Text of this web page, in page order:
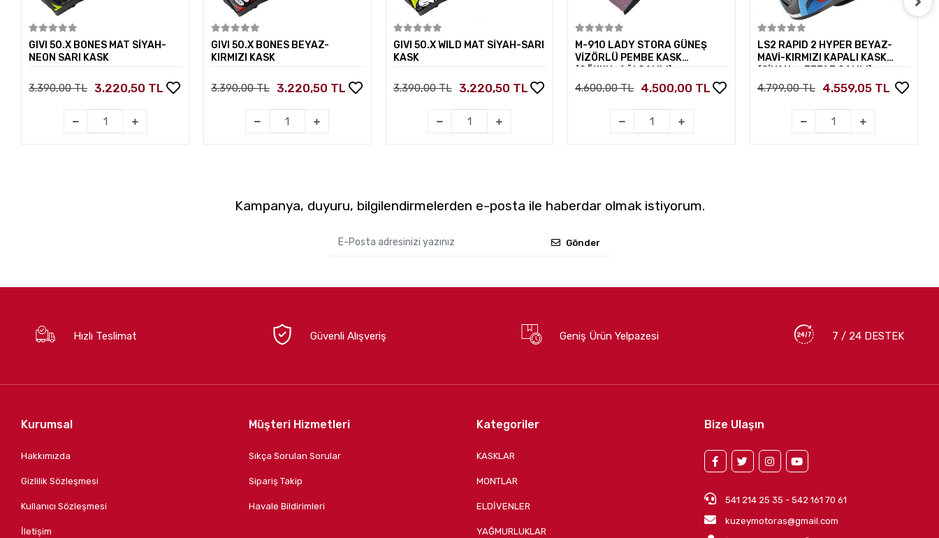
GIVI 50.X BONES MAT SİYAH-
NEON SARI KASK
3.390,00 TL 3.220,50 TL
GIVI 50.X BONES BEYAZ-
KIRMIZI KASK
3.390,00 TL 3.220,50 TL
GIVI 50.X WILD MAT SİYAH-SARI
KASK
3.390,00 TL 3.220,50 TL
M-910 LADY STORA GÜNEŞ
VİZÖRLÜ PEMBE KASK
(GÖKKUŞAĞI CAMLI)
4.600,00 TL 4.500,00 TL
LS2 RAPID 2 HYPER BEYAZ-
MAVİ-KIRMIZI KAPALI KASK
(SİYAH+ŞEFFAF CAMLI)
4.799,00 TL 4.559,05 TL
Kampanya, duyuru, bilgilendirmelerden e-posta ile haberdar olmak istiyorum.
Gönder
Hızlı Teslimat Güvenli Alışveriş Geniş Ürün Yelpazesi 7 / 24 DESTEK
Kurumsal
Hakkımızda
Gizlilik Sözleşmesi
Kullanıcı Sözleşmesi
İletişim
Müşteri Hizmetleri
Sıkça Sorulan Sorular
Sipariş Takip
Havale Bildirimleri
Kategoriler
KASKLAR
MONTLAR
ELDİVENLER
YAĞMURLUKLAR
Bize Ulaşın
541 214 25 35 - 542 161 70 61
kuzeymotoras@gmail.com